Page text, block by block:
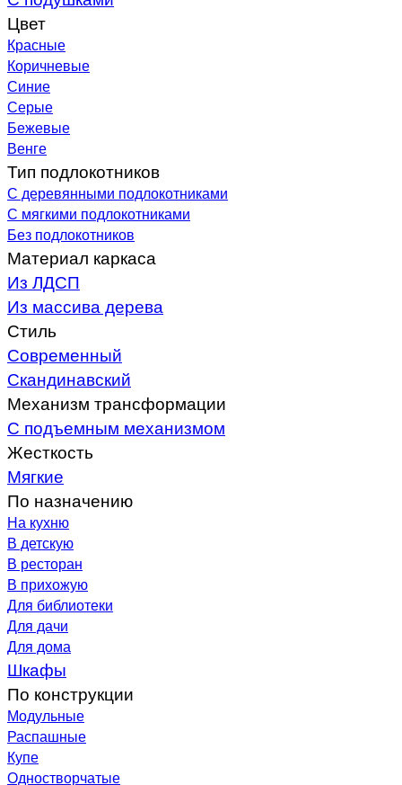
Цвет
Красные
Коричневые
Синие
Серые
Бежевые
Венге
Тип подлокотников
С деревянными подлокотниками
С мягкими подлокотниками
Без подлокотников
Материал каркаса
Из ЛДСП
Из массива дерева
Стиль
Современный
Скандинавский
Механизм трансформации
С подъемным механизмом
Жесткость
Мягкие
По назначению
На кухню
В детскую
В ресторан
В прихожую
Для библиотеки
Для дачи
Для дома
Шкафы
По конструкции
Модульные
Распашные
Купе
Одностворчатые